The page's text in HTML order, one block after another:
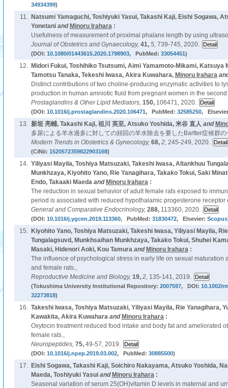
34934399)
11.
Natsumi Yamaguchi, Toshiyuki Yasui, Takashi Kaji, Eishi Sogawa,
Yonetaniand Minoru Irahara:
Usefulness of measurement of proximal phalanx length by using
Journal of Obstetrics and Gynaecology, 41, 5, 739-745, 2020.
(DOI: 10.1080/01443615.2020.1798903, PubMed: 33054451)
12.
Midori Fukui, Toshihiko Tsutsumi, Aimi Yamamoto-Mikami, Katsuya
Tamotsu Tanaka, Tekeshi Iwasa, Akira Kuwahara, Minoru Irahara
Distinct contributions of two choline-producing enzymatic activities to
production in human amniotic fluid from pregnant women in the
Prostaglandins & Other Lipid Mediators, 150, 106471, 2020.
(DOI: 10.1016/j.prostaglandins.2020.106471, PubMed: 32585250,
13. 新垣 亮輔, Takashi Kaji, 祖川 英至, Atsuko Yoshida, 米谷 直人 and
多尿による羊水過多に対しての頻回の羊水除去を要したBartter症候群の
Modern Trends in Obstetrics & Gynecology, 68, 2, 245-249, 2020.
(CiNii: 1520572359822903168)
14. Yiliyasi Mayila, Toshiya Matsuzaki, Takeshi Iwasa, Altankhuu
Munkhzaya, Kiyohito Yano, Rie Yanagihara, Takako Tokui, Saki
Endo, Takaaki Maedaand Minoru Irahara:
The reduction in sexual behavior of adult female rats exposed to
period is associated with reduced hypothalamic progesterone receptor
General and Comparative Endocrinology, 288, 113360, 2020.
(DOI: 10.1016/j.ygcen.2019.113360, PubMed: 31830472, Elsevier: Scopus
15.
Kiyohito Yano, Toshiya Matsuzaki, Takeshi Iwasa, Yiliyasi Mayila,
Tungalagsuvd, Munkhsaihan Munkhzaya, Takako Tokui, Shuhei
Masaki, Hidenori Aoki, Kou Tamuraand Minoru Irahara:
The influence of psychological stress in early life on sexual maturation
and female rats.,
Reproductive Medicine and Biology, 19, 2, 135-141, 2019.
(Tokushima University Institutional Repository: 2007597, DOI: 10.1002/
32273818)
16. Takeshi Iwasa, Toshiya Matsuzaki, Yiliyasi Mayila, Rie Yanagihara,
Kawakita, Akira Kuwaharaand Minoru Irahara:
Oxytocin treatment reduced food intake and body fat and ameliorated
female rats.,
Neuropeptides, 75, 49-57, 2019.
(DOI: 10.1016/j.npep.2019.03.002, PubMed: 30885500)
17.
Eishi Sogawa, Takashi Kaji, Soichiro Nakayama, Atsuko Yoshida,
Maeda, Toshiyuki Yasuiand Minoru Irahara:
Seasonal variation of serum 25(OH)vitamin D levels in maternal and